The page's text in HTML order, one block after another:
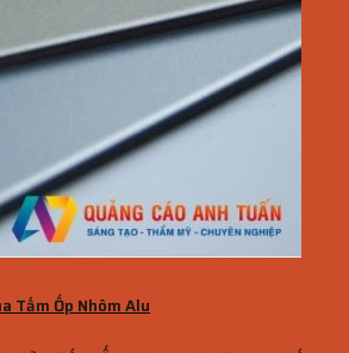
Tấm Ốp Nhôm Alu